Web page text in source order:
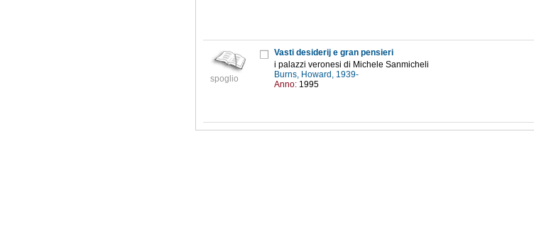
spoglio
Vasti desiderij e gran pensieri
i palazzi veronesi di Michele Sanmicheli
Burns, Howard, 1939-
Anno: 1995